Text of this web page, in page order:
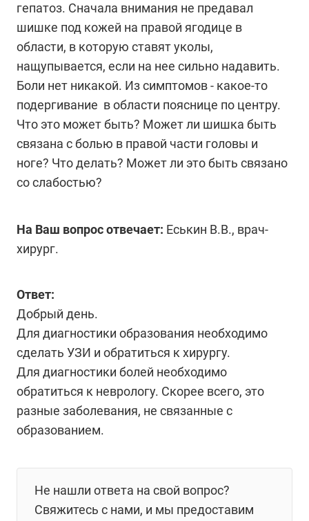
гепатоз. Сначала внимания не предавал
шишке под кожей на правой ягодице в
области, в которую ставят уколы,
нащупывается, если на нее сильно надавить.
Боли нет никакой. Из симптомов - какое-то
подергивание в области пояснице по центру.
Что это может быть? Может ли шишка быть
связана с болью в правой части головы и
ноге? Что делать? Может ли это быть связано
со слабостью?
На Ваш вопрос отвечает: Еськин В.В., врач-
хирург.
Ответ:
Добрый день.
Для диагностики образования необходимо
сделать УЗИ и обратиться к хирургу.
Для диагностики болей необходимо
обратиться к неврологу. Скорее всего, это
разные заболевания, не связанные с
образованием.
Не нашли ответа на свой вопрос?
Свяжитесь с нами, и мы предоставим